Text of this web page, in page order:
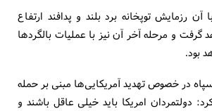
رزمایش توپخانه برد بلند و پدافند ارتفاع
و مرحله آخر آن نیز با عملیات بالگردها
بود.
سپاه در خصوص تهدید آمریکایی‌ها مبنی بر حمله
دولتمردان امریکا باید خیلی عاقل باشند و